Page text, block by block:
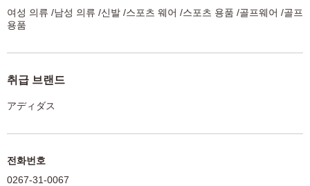
여성 의류 /남성 의류 /신발 /스포츠 웨어 /스포츠 용품 /골프웨어 /골프
용품
취급 브랜드
アディダス
전화번호
0267-31-0067